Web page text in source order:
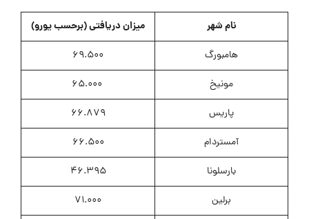
نام شهر میزان دریافتی (برحسب یورو)
هامبورگ
69.500
مونیخ
پاریس
66.879
آمستردام
66.500
بارسلونا
46.395
برلین
71.000